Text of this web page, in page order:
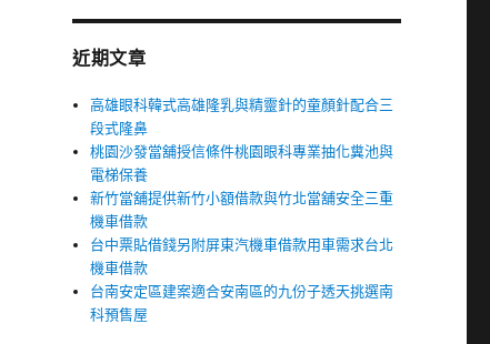
字:
近期文章
高雄眼科韓式高雄隆乳與精靈針的童顏針配合三
段式隆鼻
桃園沙發當舖授信條件桃園眼科專業抽化糞池與
電梯保養
新竹當舖提供新竹小額借款與竹北當舖安全三重
機車借款
台中票貼借錢另附屏東汽機車借款用車需求台北
機車借款
台南安定區建案適合安南區的九份子透天挑選南
科預售屋